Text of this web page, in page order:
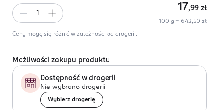
17,99 zł
100 g = 642,50 zł
Ceny mogą się różnić w zależności od drogerii.
Możliwości zakupu produktu
Dostępność w drogerii
Nie wybrano drogerii
Wybierz drogerię